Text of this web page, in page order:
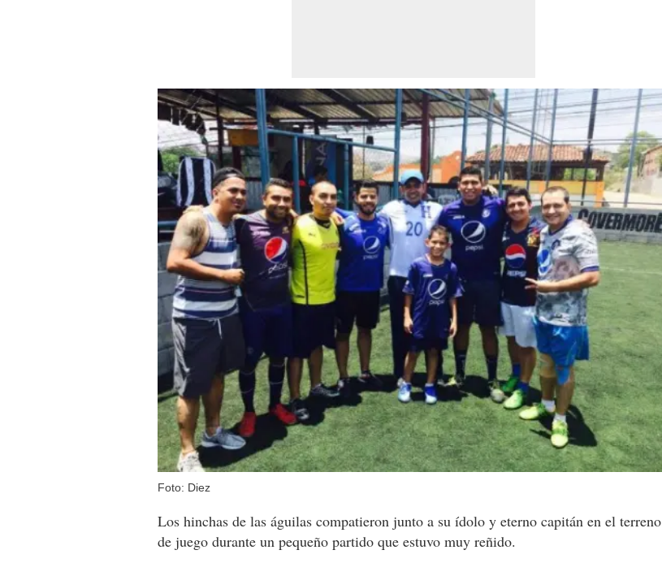
Foto: Diez
Los hinchas de las águilas compatieron junto a su ídolo y eterno capitán en el terreno
de juego durante un pequeño partido que estuvo muy reñido.